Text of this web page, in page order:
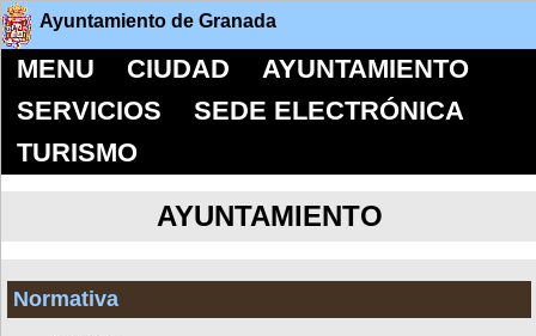
Ayuntamiento de Granada
MENU CIUDAD
AYUNTAMIENTO
SERVICIOS
SEDE ELECTRÓNICA
TURISMO
AYUNTAMIENTO
Normativa